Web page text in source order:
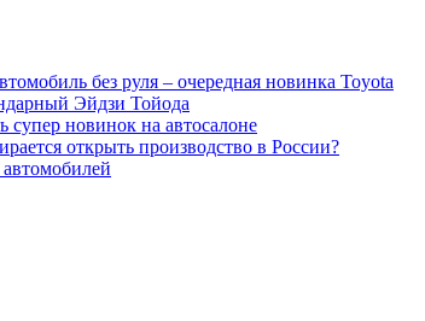
без руля – очередная новинка Toyota
Эйдзи Тойода
супер новинок на автосалоне
открыть производство в России?